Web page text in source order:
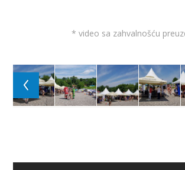
* video sa zahvalnošću